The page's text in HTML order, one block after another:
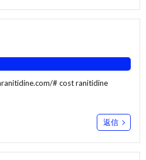
# cost ranitidine
返信